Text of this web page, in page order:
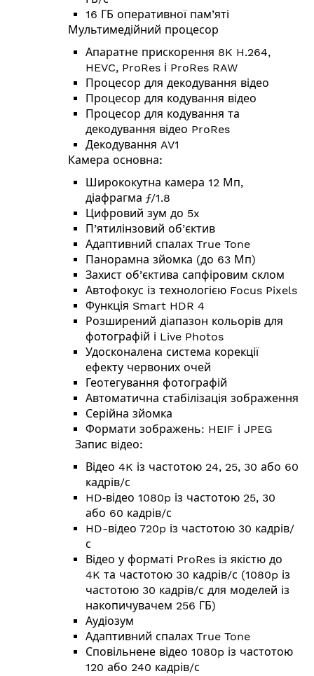
16 ГБ оперативної пам’яті
Мультимедійний процесор
Апаратне прискорення 8K H.264,
HEVC, ProRes і ProRes RAW
Процесор для декодування відео
Процесор для кодування відео
Процесор для кодування та
декодування відео ProRes
Декодування AV1
Камера основна:
Ширококутна камера 12 Мп,
діафрагма ƒ/1.8
Цифровий зум до 5x
П’ятилінзовий об’єктив
Адаптивний спалах True Tone
Панорамна зйомка (до 63 Мп)
Захист об’єктива сапфіровим склом
Автофокус із технологією Focus Pixels
Функція Smart HDR 4
Розширений діапазон кольорів для
фотографій і Live Photos
Удосконалена система корекції
ефекту червоних очей
Геотегування фотографій
Автоматична стабілізація зображення
Серійна зйомка
Формати зображень: HEIF і JPEG
Запис відео:
Відео 4K із частотою 24, 25, 30 або 60
кадрів/с
HD‑відео 1080p із частотою 25, 30
або 60 кадрів/с
HD-відео 720p із частотою 30 кадрів/
с
Відео у форматі ProRes із якістю до
4K та частотою 30 кадрів/с (1080p із
частотою 30 кадрів/с для моделей із
накопичувачем 256 ГБ)
Аудіозум
Адаптивний спалах True Tone
Сповільнене відео 1080p із частотою
120 або 240 кадрів/с